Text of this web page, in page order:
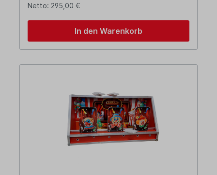
Netto: 295,00 €
In den Warenkorb